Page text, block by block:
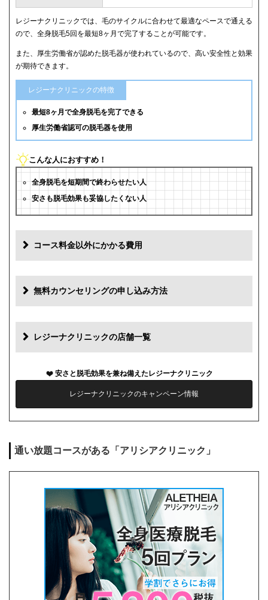
レジーナクリニックでは、毛のサイクルに合わせて最適なペースで通える
ので、全身脱毛5回を最短8ヶ月で完了することが可能です。
また、厚生労働省が認めた脱毛器が使われているので、高い安全性と効果
が期待できます。
レジーナクリニックの特徴
最短8ヶ月で全身脱毛を完了できる
厚生労働省認可の脱毛器を使用
こんな人におすすめ！
全身脱毛を短期間で終わらせたい人
安さも脱毛効果も妥協したくない人
コース料金以外にかかる費用
初診料 0円
再診料 0円
薬代 0円
シェービング代 0円
キャンセル料 前日まで無料
無料カウンセリングの申し込み方法
レジーナクリニックの店舗一覧
安さと脱毛効果を兼ね備えたレジーナクリニック
レジーナクリニックのキャンペーン情報
通い放題コースがある「アリシアクリニック」